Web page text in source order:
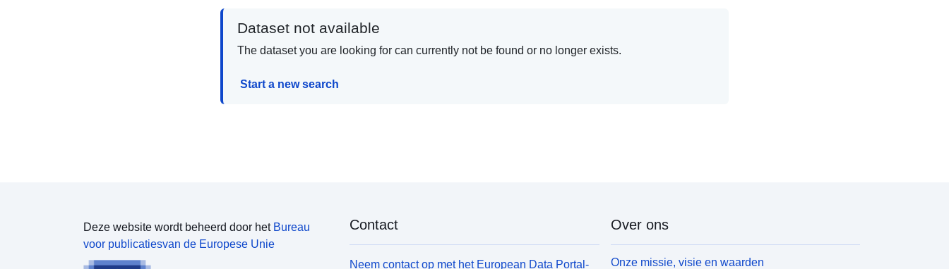
Dataset not available
The dataset you are looking for can currently not be found or no longer exists.
Start a new search
Deze website wordt beheerd door het Bureau
voor publicatiesvan de Europese Unie
Contact
Neem contact op met het European Data Portal-
Over ons
Onze missie, visie en waarden